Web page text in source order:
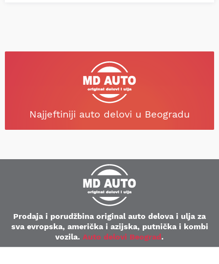
Najjeftiniji auto delovi u Beogradu
Prodaja i porudžbina original auto delova i ulja za
sva evropska, američka i azijska, putnička i kombi
vozila. Auto delovi Beograd.